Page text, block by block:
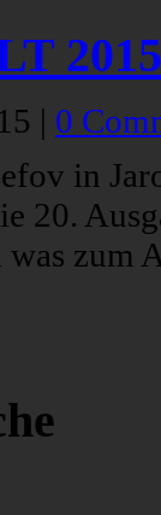
| 0
in
20.
zum